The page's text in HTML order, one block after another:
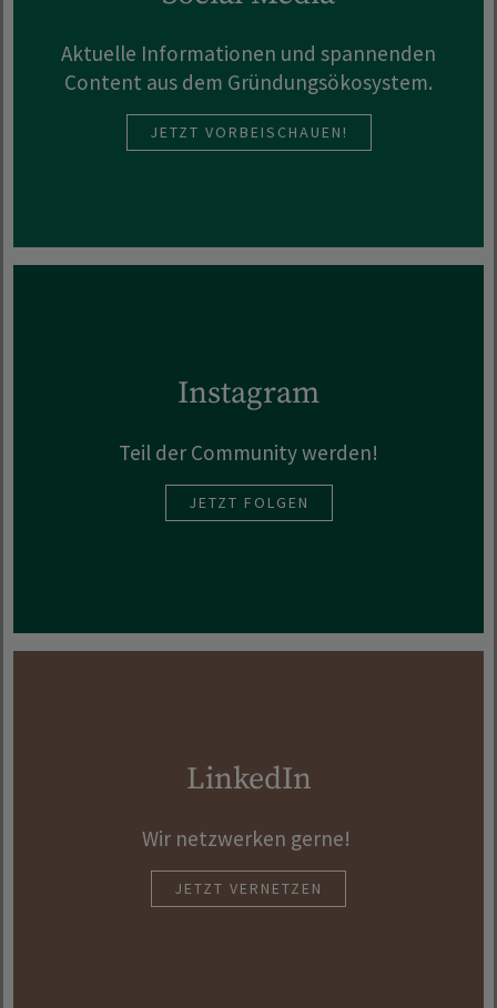
Aktuelle Informationen und spannenden
Content aus dem Gründungsökosystem.
JETZT VORBEISCHAUEN!
Instagram
Teil der Community werden!
JETZT FOLGEN
LinkedIn
Wir netzwerken gerne!
JETZT VERNETZEN